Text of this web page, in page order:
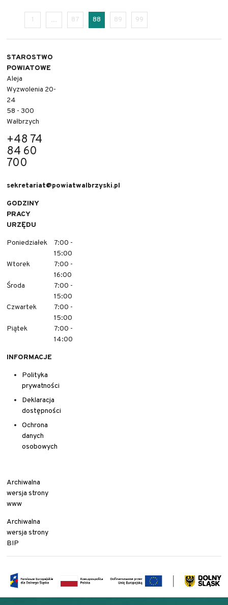
1 87 88 89 99
STAROSTWO
POWIATOWE
Aleja
Wyzwolenia 20-
24
58 - 300
Wałbrzych
+48 74
84 60
700
sekretariat@powiatwalbrzyski.pl
GODZINY
PRACY
URZĘDU
Poniedziałek
7:00 -
15:00
Wtorek
7:00 -
16:00
Środa
7:00 -
15:00
Czwartek
7:00 -
15:00
Piątek
7:00 -
14:00
INFORMACJE
Polityka
prywatności
Deklaracja
dostępności
Ochrona
danych
osobowych
Archiwalna
wersja strony
www
Archiwalna
wersja strony
BIP